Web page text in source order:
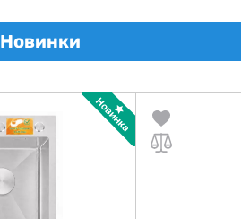
Новинки